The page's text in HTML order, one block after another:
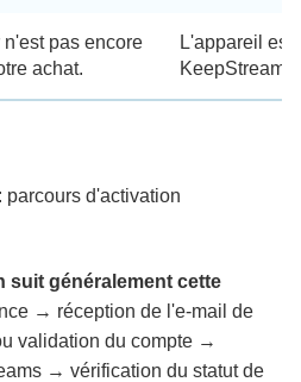
n'est pas encore
achat.
L'appareil est
KeepStreams.
parcours d'activation
suit généralement cette
→ réception de l'e-mail de
validation du compte →
→ vérification du statut de